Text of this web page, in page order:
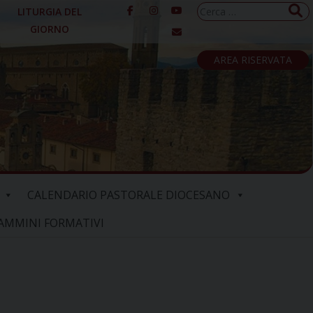
LITURGIA DEL
GIORNO
Ricerca
AREA RISERVATA
CALENDARIO PASTORALE DIOCESANO
FORMATIVI